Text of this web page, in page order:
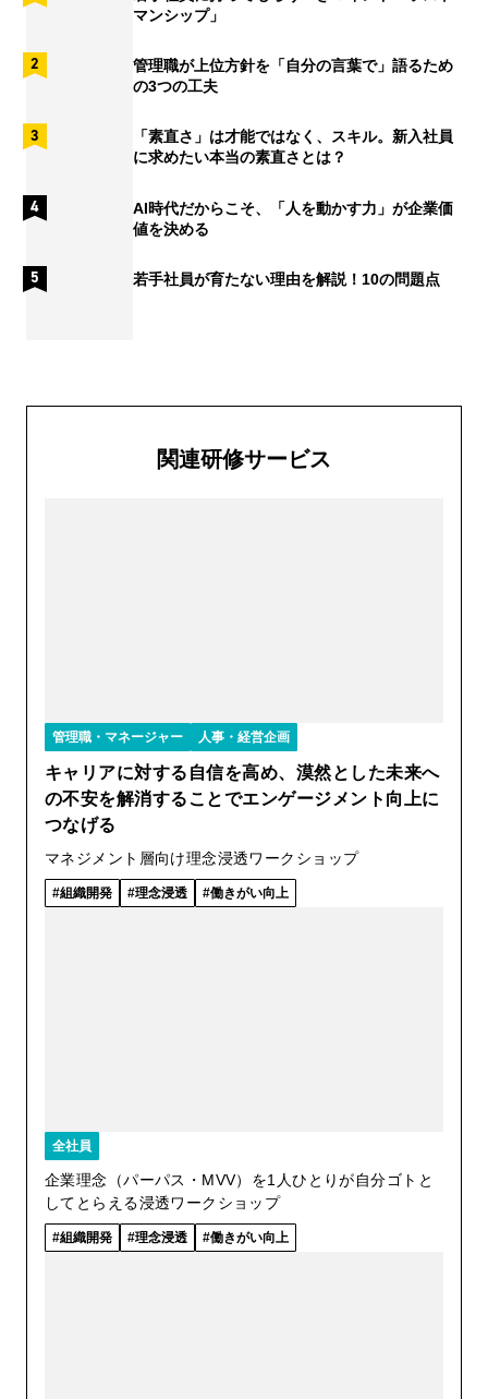
マンシップ」
管理職が上位方針を「自分の言葉で」語るため
の3つの工夫
「素直さ」は才能ではなく、スキル。新入社員
に求めたい本当の素直さとは？
AI時代だからこそ、「人を動かす力」が企業価
値を決める
若手社員が育たない理由を解説！10の問題点
関連研修サービス
管理職・マネージャー 人事・経営企画
キャリアに対する自信を高め、漠然とした未来へ
の不安を解消することでエンゲージメント向上に
つなげる
マネジメント層向け理念浸透ワークショップ
組織開発 理念浸透 働きがい向上
全社員
企業理念（パーパス・MVV）を1人ひとりが自分ゴトと
してとらえる浸透ワークショップ
組織開発 理念浸透 働きがい向上